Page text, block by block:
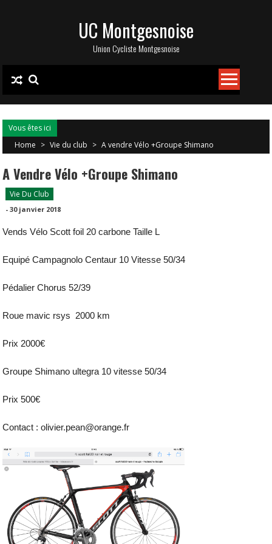
UC Montgesnoise
Union Cycliste Montgesnoise
Vous êtes ici
Home > Vie du club > A vendre Vélo +Groupe Shimano
A Vendre Vélo +Groupe Shimano
Vie Du Club
-30 janvier 2018
Vends Vélo Scott foil 20 carbone Taille L
Equipé Campagnolo Centaur 10 Vitesse 50/34
Pédalier Chorus 52/39
Roue mavic rsys 2000 km
Prix 2000€
Groupe Shimano ultegra 10 vitesse 50/34
Prix 500€
Contact : olivier.pean@orange.fr